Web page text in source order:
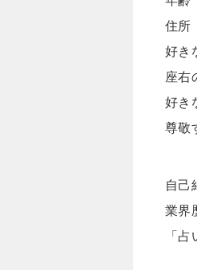
住所
好き
座右
好き
尊敬
自己
業界
「